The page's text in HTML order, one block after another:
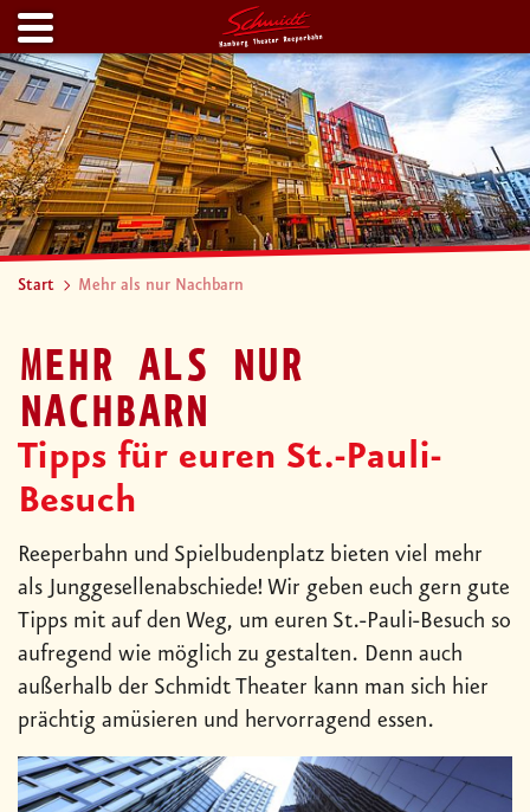
Start Mehr als nur Nachbarn
MEHR ALS NUR
NACHBARN
Tipps für euren St.-Pauli-
Besuch
Reeperbahn und Spielbudenplatz bieten viel mehr
als Junggesellenabschiede! Wir geben euch gern gute
Tipps mit auf den Weg, um euren St.-Pauli-Besuch so
aufregend wie möglich zu gestalten. Denn auch
außerhalb der Schmidt Theater kann man sich hier
prächtig amüsieren und hervorragend essen.